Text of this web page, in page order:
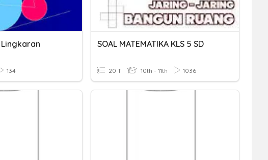
134
SOAL MATEMATIKA KLS 5 SD
20 T 10th - 11th 1036